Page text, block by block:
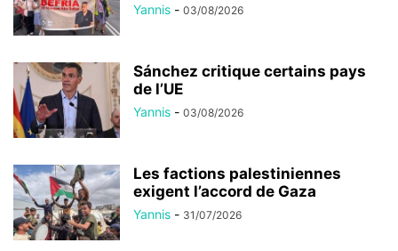
Yannis - 03/08/2026
Sánchez critique certains pays
de l’UE
Yannis - 03/08/2026
Les factions palestiniennes
exigent l’accord de Gaza
Yannis - 31/07/2026